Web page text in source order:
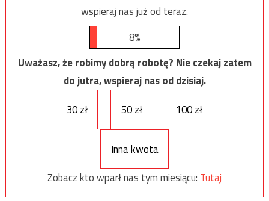
wspieraj nas już od teraz.
8%
Uważasz, że robimy dobrą robotę? Nie czekaj zatem
do jutra, wspieraj nas od dzisiaj.
30 zł
50 zł 100 zł
Inna kwota
Zobacz kto wparł nas tym miesiącu: Tutaj